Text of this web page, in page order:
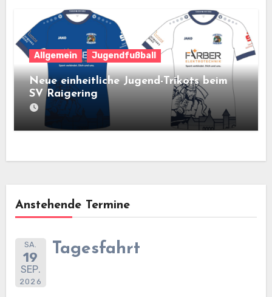
Allgemein Jugendfußball
Neue einheitliche Jugend-Trikots beim
SV Raigering
Anstehende Termine
SA.
19
SEP.
2026
Tagesfahrt